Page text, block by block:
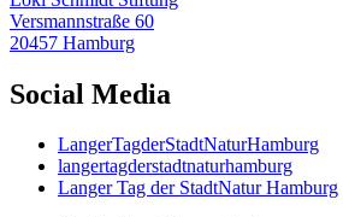
Versmannstraße 60
20457 Hamburg
Social Media
LangerTagderStadtNaturHamburg
langertagderstadtnaturhamburg
Langer Tag der StadtNatur Hamburg